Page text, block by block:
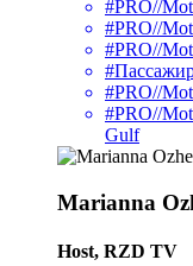
#PRO//
#PRO//
#PRO//
#PRO//
#PRO//
Gulf
Marianna
Host, RZD TV